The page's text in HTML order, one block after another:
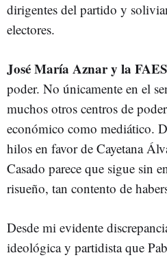
dirigentes del partido y
electores.
José María Aznar y la FAES
poder. No únicamente en el
muchos otros centros de
económico como mediático.
hilos en favor de Cayetana
Casado parece que sigue sin
risueño, tan contento de
Desde mi evidente
ideológica y partidista que